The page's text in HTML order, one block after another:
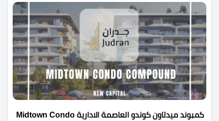
كمبوند ميدتاون كوندو العاصمة الادارية Midtown Condo